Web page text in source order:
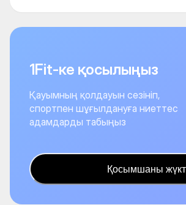
1Fit-ке қосылыңыз
Қауымның қолдауын сезініп,
спортпен шұғылдануға ниеттес
адамдарды табыңыз
Қосымшаны